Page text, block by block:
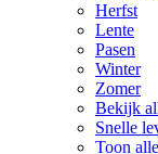
Herfst
Lente
Pasen
Winter
Zomer
Bekijk
Snelle
Toon